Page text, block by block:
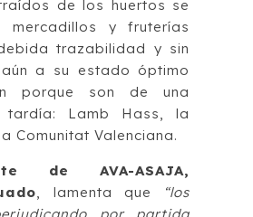
de los huertos se
mercadillos y fruterías
trazabilidad y sin
a su estado óptimo
porque son de una
tardía: Lamb Hass, la
Comunitat Valenciana.
de AVA-ASAJA,
, lamenta que
“los